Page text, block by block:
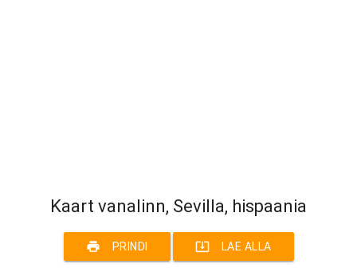
Kaart vanalinn, Sevilla, hispaania
print PRINDI system_update_alt LAE ALLA